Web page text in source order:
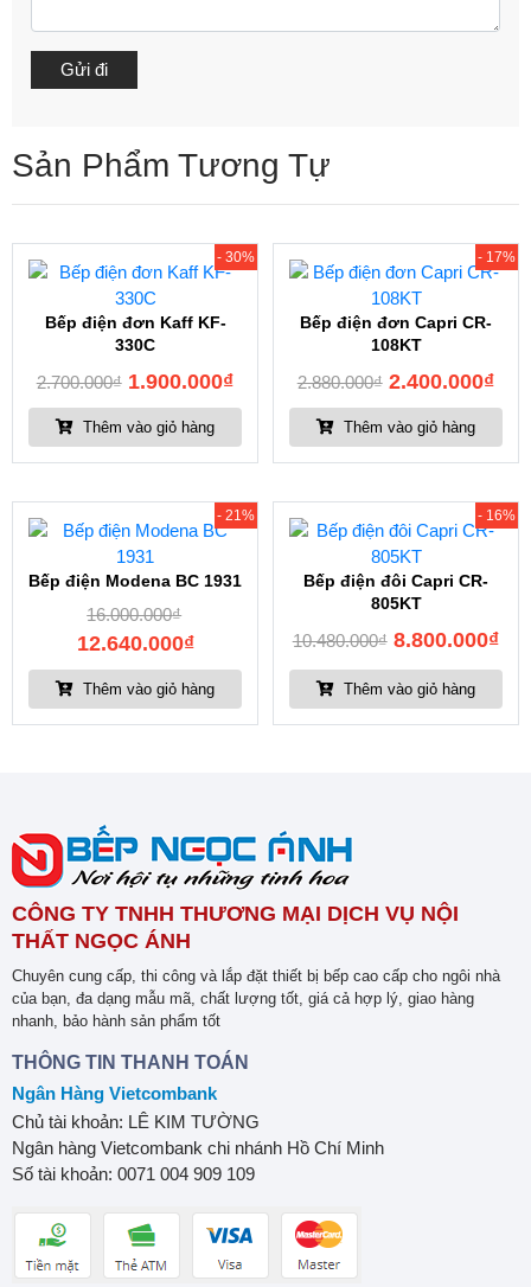
Sản Phẩm Tương Tự
- 30%
Bếp điện đơn Kaff KF-
330C
2.700.000₫ 1.900.000₫
Thêm vào giỏ hàng
- 17%
Bếp điện đơn Capri CR-
108KT
2.880.000₫ 2.400.000₫
Thêm vào giỏ hàng
- 21%
Bếp điện Modena BC 1931
16.000.000₫
12.640.000₫
Thêm vào giỏ hàng
- 16%
Bếp điện đôi Capri CR-
805KT
10.480.000₫ 8.800.000₫
Thêm vào giỏ hàng
CÔNG TY TNHH THƯƠNG MẠI DỊCH VỤ NỘI
THẤT NGỌC ÁNH
Chuyên cung cấp, thi công và lắp đặt thiết bị bếp cao cấp cho ngôi nhà
của bạn, đa dạng mẫu mã, chất lượng tốt, giá cả hợp lý, giao hàng
nhanh, bảo hành sản phẩm tốt
THÔNG TIN THANH TOÁN
Ngân Hàng Vietcombank
Chủ tài khoản: LÊ KIM TƯỜNG
Ngân hàng Vietcombank chi nhánh Hồ Chí Minh
Số tài khoản: 0071 004 909 109